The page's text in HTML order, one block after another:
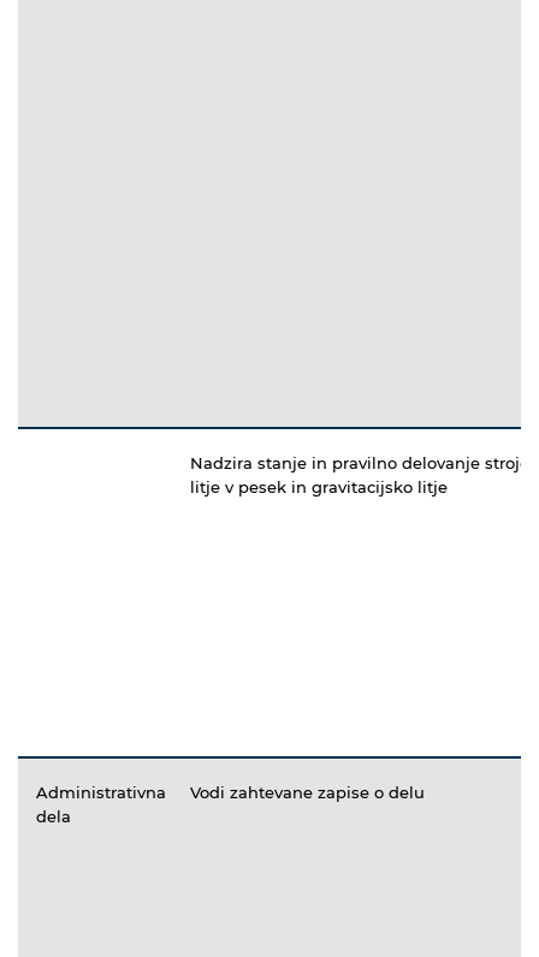
Nadzira stanje in pravilno delovanje
litje v pesek in gravitacijsko litje
Administrativna
dela
Vodi zahtevane zapise o delu